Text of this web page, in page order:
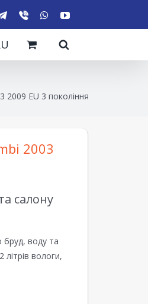
2009 EU 3 покоління
2003
салону
воду та
літрів вологи,